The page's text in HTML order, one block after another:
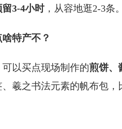
留3-4小时，从容地逛2-3条
特产不？
可以买点现场制作的煎饼、
、羲之书法元素的帆布包